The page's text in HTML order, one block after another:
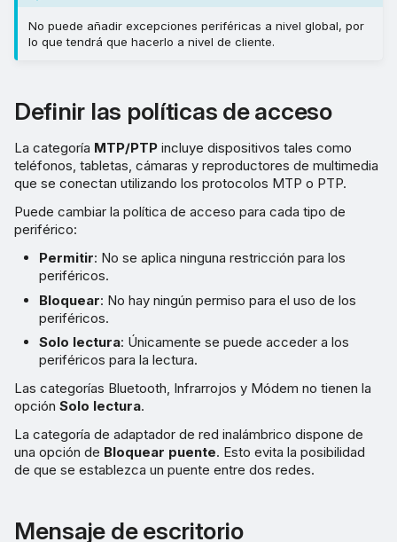
No puede añadir excepciones periféricas a nivel global, por
lo que tendrá que hacerlo a nivel de cliente.
Definir las políticas de acceso
La categoría MTP/PTP incluye dispositivos tales como
teléfonos, tabletas, cámaras y reproductores de multimedia
que se conectan utilizando los protocolos MTP o PTP.
Puede cambiar la política de acceso para cada tipo de
periférico:
Permitir: No se aplica ninguna restricción para los
periféricos.
Bloquear: No hay ningún permiso para el uso de los
periféricos.
Solo lectura: Únicamente se puede acceder a los
periféricos para la lectura.
Las categorías Bluetooth, Infrarrojos y Módem no tienen la
opción Solo lectura.
La categoría de adaptador de red inalámbrico dispone de
una opción de Bloquear puente. Esto evita la posibilidad
de que se establezca un puente entre dos redes.
Mensaje de escritorio